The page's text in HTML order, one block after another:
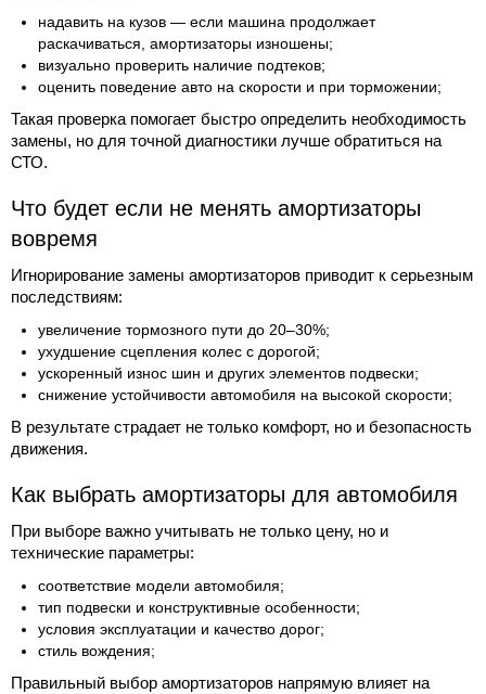
надавить на кузов — если машина продолжает
раскачиваться, амортизаторы изношены;
визуально проверить наличие подтеков;
оценить поведение авто на скорости и при торможении;
Такая проверка помогает быстро определить необходимость
замены, но для точной диагностики лучше обратиться на
СТО.
Что будет если не менять амортизаторы
вовремя
Игнорирование замены амортизаторов приводит к серьезным
последствиям:
увеличение тормозного пути до 20–30%;
ухудшение сцепления колес с дорогой;
ускоренный износ шин и других элементов подвески;
снижение устойчивости автомобиля на высокой скорости;
В результате страдает не только комфорт, но и безопасность
движения.
Как выбрать амортизаторы для автомобиля
При выборе важно учитывать не только цену, но и
технические параметры:
соответствие модели автомобиля;
тип подвески и конструктивные особенности;
условия эксплуатации и качество дорог;
стиль вождения;
Правильный выбор амортизаторов напрямую влияет на